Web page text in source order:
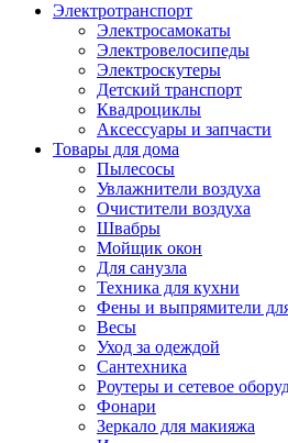
Электротранспорт
Электросамокаты
Электровелосипеды
Электроскутеры
Детский транспорт
Квадроциклы
Аксессуары и запчасти
Товары для дома
Пылесосы
Увлажнители воздуха
Очистители воздуха
Швабры
Мойщик окон
Для санузла
Техника для кухни
Фены и выпрямители
Весы
Уход за одеждой
Сантехника
Роутеры и сетевое
Фонари
Зеркало для макияжа